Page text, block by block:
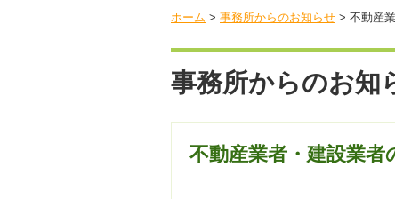
ホーム > 事務所からのお知らせ > 不動産
事務所からのお知
不動産業者・建設業